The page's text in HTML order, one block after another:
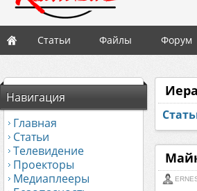
Статьи Файлы Форум
Навигация
Главная
Статьи
Телевидение
Проекторы
Медиаплееры